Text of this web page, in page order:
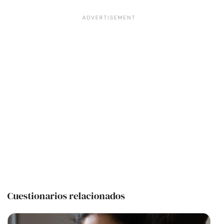
Cuestionarios relacionados